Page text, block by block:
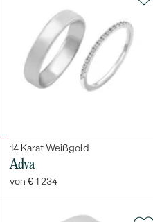
14 Karat Weißgold
Adva
von € 1 234